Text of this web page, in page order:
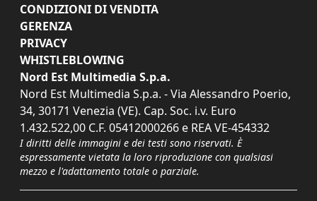
CONDIZIONI DI VENDITA
GERENZA
PRIVACY
WHISTLEBLOWING
Nord Est Multimedia S.p.a.
Nord Est Multimedia S.p.a. - Via Alessandro Poerio,
34, 30171 Venezia (VE). Cap. Soc. i.v. Euro
1.432.522,00 C.F. 05412000266 e REA VE-454332
I diritti delle immagini e dei testi sono riservati. È
espressamente vietata la loro riproduzione con qualsiasi
mezzo e l'adattamento totale o parziale.